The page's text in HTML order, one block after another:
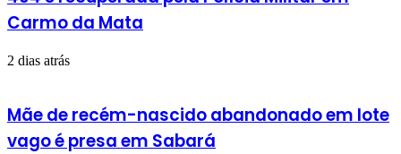
Carmo da Mata
2 dias atrás
Mãe de recém-nascido abandonado em lote
vago é presa em Sabará